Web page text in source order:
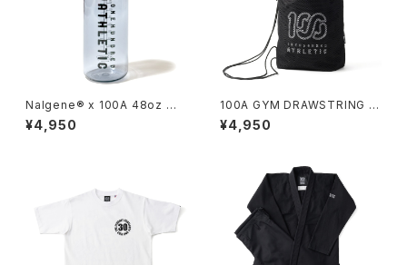
Nalgene® x 100A 48oz W
M BOTTLE*
¥4,950
100A GYM DRAWSTRING B
AG
¥4,950